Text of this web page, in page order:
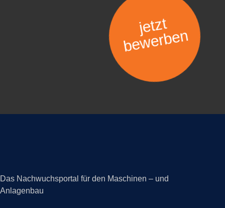
jetzt
bewerben
Das Nachwuchsportal für den Maschinen – und
Anlagenbau